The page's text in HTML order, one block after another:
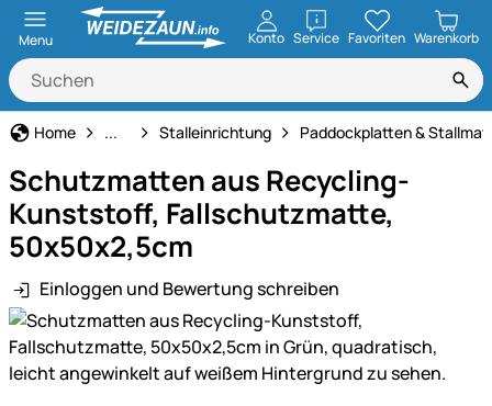
Menu Konto ServiceöffnenFavoriten Warenkorb
Home Stall- & Tierzuchtbedarf
... Stalleinrichtung Paddockplatten &
Schutzmatten aus Recycling-
Kunststoff, Fallschutzmatte,
50x50x2,5cm
Einloggen und Bewertung schreiben
Produktgalerie